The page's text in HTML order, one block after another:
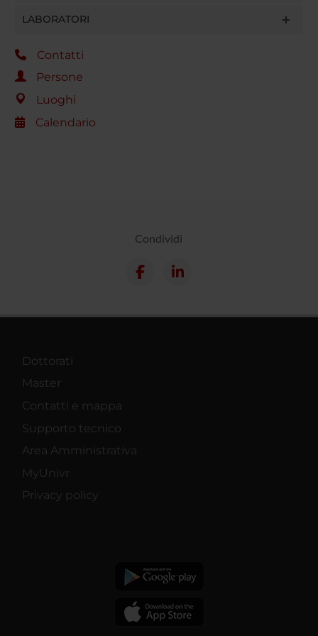
LABORATORI
Contatti
Persone
Luoghi
Calendario
Condividi
Dottorati
Master
Contatti e mappa
Supporto tecnico
Area Amministrativa
MyUnivr
Privacy policy